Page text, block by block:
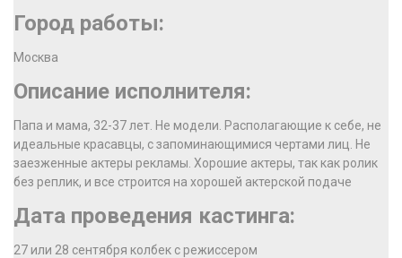
Город работы:
Москва
Описание исполнителя:
Папа и мама, 32-37 лет. Не модели. Располагающие к себе, не
идеальные красавцы, с запоминающимися чертами лиц. Не
заезженные актеры рекламы. Хорошие актеры, так как ролик
без реплик, и все строится на хорошей актерской подаче
Дата проведения кастинга:
27 или 28 сентября колбек с режиссером